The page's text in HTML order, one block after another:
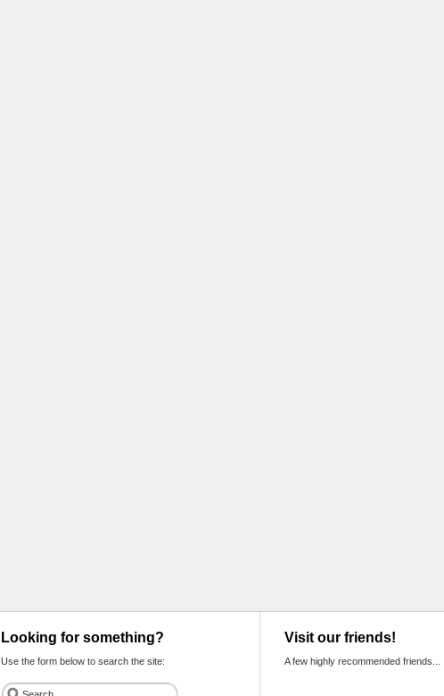
Looking for something?
Use the form below to search the site:
Visit our friends!
A few highly recommended friends...